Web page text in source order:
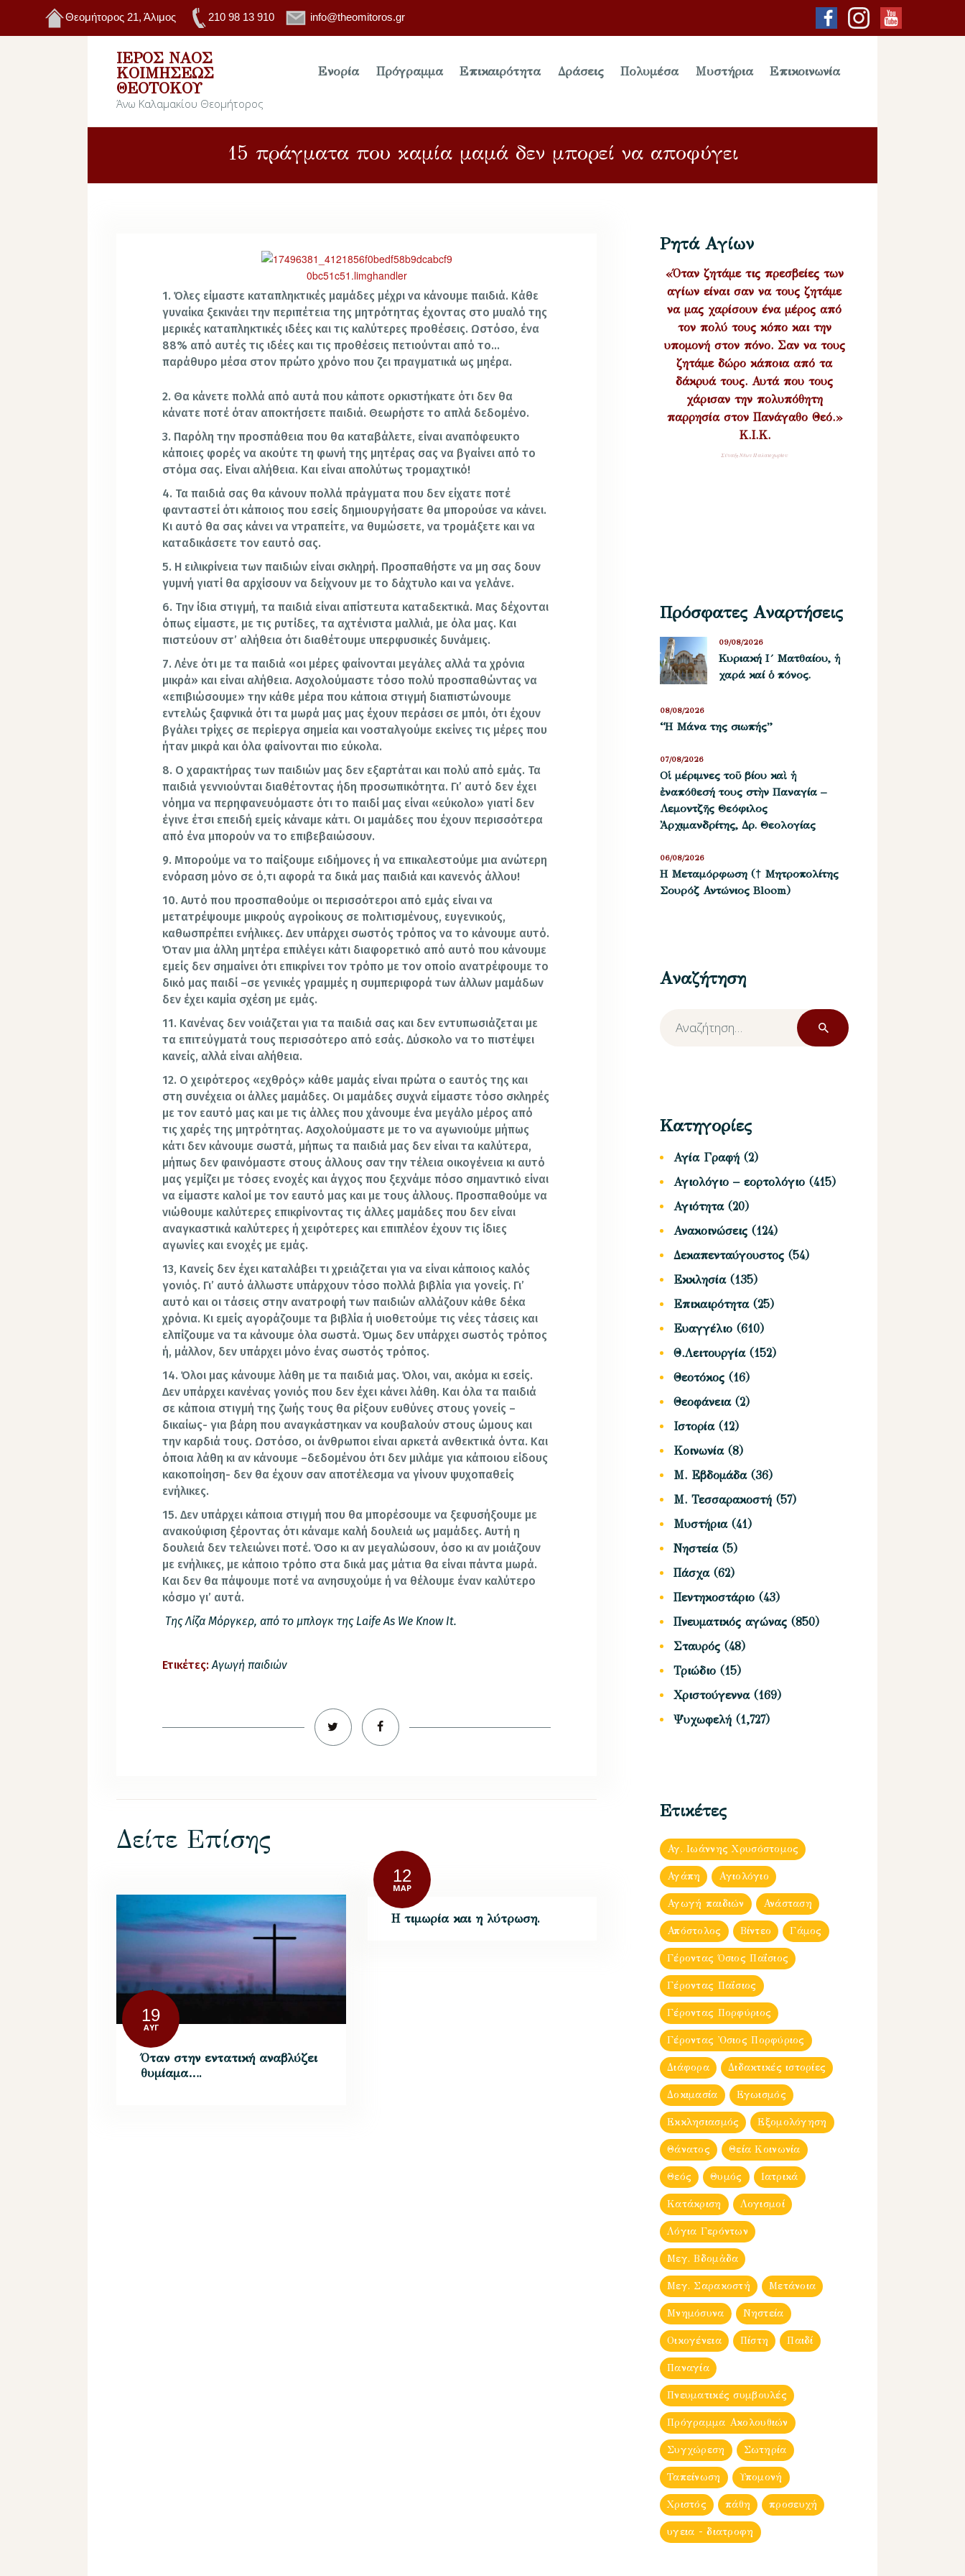
Θεομήτορος 21, Άλιμος 210 98 13 910 info@theomitoros.gr
ΙΕΡΌΣ ΝΑΌΣ
ΚΟΙΜΉΣΕΩΣ
ΘΕΟΤΌΚΟΥ
Άνω Καλαμακίου Θεομήτορος
Ενορία Πρόγραμμα Επικαιρότητα Δράσεις Πολυμέσα Μυστήρια Επικοινωνία
15 πράγματα που καμία μαμά δεν μπορεί να αποφύγει
1. Όλες είμαστε καταπληκτικές μαμάδες μέχρι να κάνουμε παιδιά. Κάθε
γυναίκα ξεκινάει την περιπέτεια της μητρότητας έχοντας στο μυαλό της
μερικές καταπληκτικές ιδέες και τις καλύτερες προθέσεις. Ωστόσο, ένα
88% από αυτές τις ιδέες και τις προθέσεις πετιούνται από το…
παράθυρο μέσα στον πρώτο χρόνο που ζει πραγματικά ως μηέρα.
2. Θα κάνετε πολλά από αυτά που κάποτε ορκιστήκατε ότι δεν θα
κάνατε ποτέ όταν αποκτήσετε παιδιά. Θεωρήστε το απλά δεδομένο.
3. Παρόλη την προσπάθεια που θα καταβάλετε, είναι αναπόφευκτο
κάποιες φορές να ακούτε τη φωνή της μητέρας σας να βγαίνει από το
στόμα σας. Είναι αλήθεια. Και είναι απολύτως τρομαχτικό!
4. Τα παιδιά σας θα κάνουν πολλά πράγματα που δεν είχατε ποτέ
φανταστεί ότι κάποιος που εσείς δημιουργήσατε θα μπορούσε να κάνει.
Κι αυτό θα σας κάνει να ντραπείτε, να θυμώσετε, να τρομάξετε και να
καταδικάσετε τον εαυτό σας.
5. Η ειλικρίνεια των παιδιών είναι σκληρή. Προσπαθήστε να μη σας δουν
γυμνή γιατί θα αρχίσουν να δείχνουν με το δάχτυλο και να γελάνε.
6. Την ίδια στιγμή, τα παιδιά είναι απίστευτα καταδεκτικά. Μας δέχονται
όπως είμαστε, με τις ρυτίδες, τα αχτένιστα μαλλιά, με όλα μας. Και
πιστεύουν στ’ αλήθεια ότι διαθέτουμε υπερφυσικές δυνάμεις.
7. Λένε ότι με τα παιδιά «οι μέρες φαίνονται μεγάλες αλλά τα χρόνια
μικρά» και είναι αλήθεια. Ασχολούμαστε τόσο πολύ προσπαθώντας να
«επιβιώσουμε» την κάθε μέρα που κάποια στιγμή διαπιστώνουμε
εντελώς ξαφνικά ότι τα μωρά μας μας έχουν περάσει σε μπόι, ότι έχουν
βγάλει τρίχες σε περίεργα σημεία και νοσταλγούμε εκείνες τις μέρες που
ήταν μικρά και όλα φαίνονται πιο εύκολα.
8. Ο χαρακτήρας των παιδιών μας δεν εξαρτάται και πολύ από εμάς. Τα
παιδιά γεννιούνται διαθέτοντας ήδη προσωπικότητα. Γι’ αυτό δεν έχει
νόημα να περηφανευόμαστε ότι το παιδί μας είναι «εύκολο» γιατί δεν
έγινε έτσι επειδή εμείς κάναμε κάτι. Οι μαμάδες που έχουν περισσότερα
από ένα μπορούν να το επιβεβαιώσουν.
9. Μπορούμε να το παίξουμε ειδήμονες ή να επικαλεστούμε μια ανώτερη
ενόραση μόνο σε ό,τι αφορά τα δικά μας παιδιά και κανενός άλλου!
10. Αυτό που προσπαθούμε οι περισσότεροι από εμάς είναι να
μετατρέψουμε μικρούς αγροίκους σε πολιτισμένους, ευγενικούς,
καθωσπρέπει ενήλικες. Δεν υπάρχει σωστός τρόπος να το κάνουμε αυτό.
Όταν μια άλλη μητέρα επιλέγει κάτι διαφορετικό από αυτό που κάνουμε
εμείς δεν σημαίνει ότι επικρίνει τον τρόπο με τον οποίο ανατρέφουμε το
δικό μας παιδί –σε γενικές γραμμές η συμπεριφορά των άλλων μαμάδων
δεν έχει καμία σχέση με εμάς.
11. Κανένας δεν νοιάζεται για τα παιδιά σας και δεν εντυπωσιάζεται με
τα επιτεύγματά τους περισσότερο από εσάς. Δύσκολο να το πιστέψει
κανείς, αλλά είναι αλήθεια.
12. Ο χειρότερος «εχθρός» κάθε μαμάς είναι πρώτα ο εαυτός της και
στη συνέχεια οι άλλες μαμάδες. Οι μαμάδες συχνά είμαστε τόσο σκληρές
με τον εαυτό μας και με τις άλλες που χάνουμε ένα μεγάλο μέρος από
τις χαρές της μητρότητας. Ασχολούμαστε με το να αγωνιούμε μήπως
κάτι δεν κάνουμε σωστά, μήπως τα παιδιά μας δεν είναι τα καλύτερα,
μήπως δεν φαινόμαστε στους άλλους σαν την τέλεια οικογένεια κι αυτό
μας γεμίζει με τόσες ενοχές και άγχος που ξεχνάμε πόσο σημαντικό είναι
να είμαστε καλοί με τον εαυτό μας και με τους άλλους. Προσπαθούμε να
νιώθουμε καλύτερες επικρίνοντας τις άλλες μαμάδες που δεν είναι
αναγκαστικά καλύτερες ή χειρότερες και επιπλέον έχουν τις ίδιες
αγωνίες και ενοχές με εμάς.
13, Κανείς δεν έχει καταλάβει τι χρειάζεται για να είναι κάποιος καλός
γονιός. Γι’ αυτό άλλωστε υπάρχουν τόσο πολλά βιβλία για γονείς. Γι’
αυτό και οι τάσεις στην ανατροφή των παιδιών αλλάζουν κάθε δέκα
χρόνια. Κι εμείς αγοράζουμε τα βιβλία ή υιοθετούμε τις νέες τάσεις και
ελπίζουμε να τα κάνουμε όλα σωστά. Όμως δεν υπάρχει σωστός τρόπος
ή, μάλλον, δεν υπάρχει μόνο ένας σωστός τρόπος.
14. Όλοι μας κάνουμε λάθη με τα παιδιά μας. Όλοι, ναι, ακόμα κι εσείς.
Δεν υπάρχει κανένας γονιός που δεν έχει κάνει λάθη. Και όλα τα παιδιά
σε κάποια στιγμή της ζωής τους θα ρίξουν ευθύνες στους γονείς –
δικαίως- για βάρη που αναγκάστηκαν να κουβαλούν στους ώμους και
την καρδιά τους. Ωστόσο, οι άνθρωποι είναι αρκετά ανθεκτικά όντα. Και
όποια λάθη κι αν κάνουμε –δεδομένου ότι δεν μιλάμε για κάποιου είδους
κακοποίηση- δεν θα έχουν σαν αποτέλεσμα να γίνουν ψυχοπαθείς
ενήλικες.
15. Δεν υπάρχει κάποια στιγμή που θα μπορέσουμε να ξεφυσήξουμε με
ανακούφιση ξέροντας ότι κάναμε καλή δουλειά ως μαμάδες. Αυτή η
δουλειά δεν τελειώνει ποτέ. Όσο κι αν μεγαλώσουν, όσο κι αν μοιάζουν
με ενήλικες, με κάποιο τρόπο στα δικά μας μάτια θα είναι πάντα μωρά.
Και δεν θα πάψουμε ποτέ να ανησυχούμε ή να θέλουμε έναν καλύτερο
κόσμο γι’ αυτά.
Της Λίζα Μόργκερ, από το μπλογκ της Laife As We Know It.
Ετικέτες: Αγωγή παιδιών
Δείτε Επίσης
19
ΑΥΓ
Όταν στην εντατική αναβλύζει
θυμίαμα….
12
ΜΑΡ
Η τιμωρία και η λύτρωση.
Ρητά Αγίων
«Όταν ζητάμε τις πρεσβείες των
αγίων είναι σαν να τους ζητάμε
να μας χαρίσουν ένα μέρος από
τον πολύ τους κόπο και την
υπομονή στον πόνο. Σαν να τους
ζητάμε δώρο κάποια από τα
δάκρυά τους. Αυτά που τους
χάρισαν την πολυπόθητη
παρρησία στον Πανάγαθο Θεό.»
Κ.Ι.Κ.
Σύναξη Νέων Παλαιοχωρίου
Πρόσφατες Αναρτήσεις
Κυριακή Ι´ Ματθαίου, ἡ
χαρά καί ὁ πόνος.
09/08/2026
“Η Μάνα της σιωπής”
08/08/2026
Οἱ μέριμνες τοῦ βίου καὶ ἡ
ἐναπόθεσή τους στὴν Παναγία –
Λεμοντζῆς Θεόφιλος
Ἀρχιμανδρίτης, Δρ. Θεολογίας
07/08/2026
Η Μεταμόρφωση († Μητροπολίτης
Σουρόζ Αντώνιος Bloom)
06/08/2026
Αναζήτηση
Αναζήτηση
για:
Κατηγορίες
Αγία Γραφή (2)
Αγιολόγιο – εορτολόγιο (415)
Αγιότητα(20)
Ανακοινώσεις (124)
Δεκαπενταύγουστος (54)
Εκκλησία(135)
Επικαιρότητα(25)
Ευαγγέλιο (610)
Θ.Λειτουργία(152)
Θεοτόκος (16)
Θεοφάνεια(2)
Ιστορία(12)
Κοινωνία(8)
Μ. Εβδομάδα(36)
Μ. Τεσσαρακοστή (57)
Μυστήρια(41)
Νηστεία(5)
Πάσχα(62)
Πεντηκοστάριο (43)
Πνευματικός αγώνας (850)
Σταυρός (48)
Τριώδιο (15)
Χριστούγεννα(169)
Ψυχωφελή (1,727)
Ετικέτες
Αγ. Ιωάννης Χρυσόστομος
Αγάπη Αγιολόγιο
Αγωγή παιδιών Ανάσταση
Απόστολος Βίντεο Γάμος
Γέροντας Όσιος Παΐσιος
Γέροντας Παΐσιος
Γέροντας Πορφύριος
Γέροντας Ὀσιος Πορφύριος
Διάφορα Διδακτικές ιστορίες
Δοκιμασία Εγωισμός
Εκκλησιασμός Εξομολόγηση
Θάνατος Θεία Κοινωνία
Θεός Θυμός Ιατρικά
Κατάκριση Λογισμοί
Λόγια Γερόντων
Μεγ. Βδομἀδα
Μεγ. Σαρακοστή Μετάνοια
Μνημόσυνα Νηστεία
Οικογένεια Πίστη Παιδί
Παναγία
Πνευματικές συμβουλές
Πρόγραμμα Ακολουθιών
Συγχώρεση Σωτηρία
Ταπείνωση Υπομονή
Χριστός πάθη προσευχή
υγεια - διατροφη